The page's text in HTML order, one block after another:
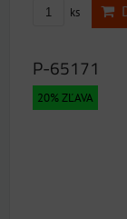
ks
P-65171
20% ZĽAVA